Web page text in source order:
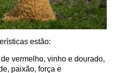
estão:
vermelho, vinho e dourado,
paixão, força e